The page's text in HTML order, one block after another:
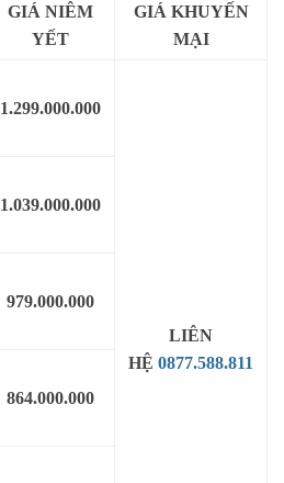
GIÁ NIÊM
YẾT
GIÁ KHUYẾN
MẠI
1.299.000.000
LIÊN
HỆ 0877.588.811
1.039.000.000
979.000.000
864.000.000